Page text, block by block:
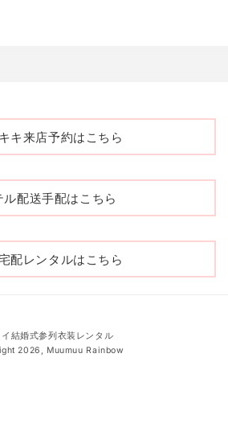
キ来店予約はこちら
ル配送手配はこちら
配レンタルはこちら
結婚式参列衣装レンタル
2026, Muumuu Rainbow